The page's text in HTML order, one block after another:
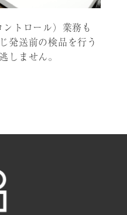
トロール）業務も
発送前の検品を行う
しません。